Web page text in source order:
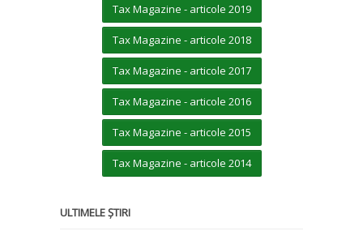
Tax Magazine - articole 2019
Tax Magazine - articole 2018
Tax Magazine - articole 2017
Tax Magazine - articole 2016
Tax Magazine - articole 2015
Tax Magazine - articole 2014
ULTIMELE ȘTIRI